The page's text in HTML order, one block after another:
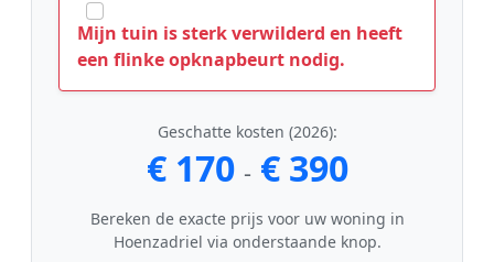
Mijn tuin is sterk verwilderd en heeft
een flinke opknapbeurt nodig.
Geschatte kosten (2026):
€ 170 - € 390
Bereken de exacte prijs voor uw woning in
Hoenzadriel via onderstaande knop.